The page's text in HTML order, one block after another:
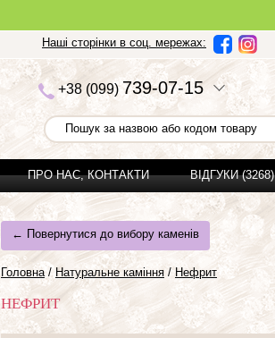
Наші сторінки в соц. мережах:
+38 (099)739-07-15
ПРО НАС, КОНТАКТИ ВІДГУКИ (3268)
← Повернутися до вибору каменів
Головна / Натуральне каміння / Нефрит
НЕФРИТ